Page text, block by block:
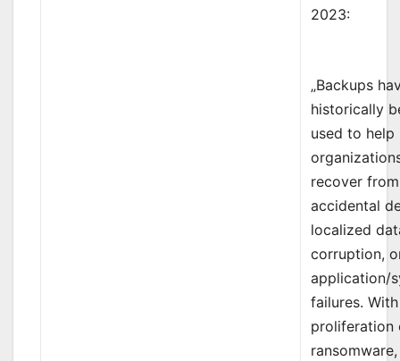
2023:
„Backups
historically
used to help
recover from
accidental
localized
corruption,
application/
failures.
proliferation